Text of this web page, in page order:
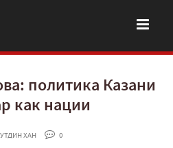
политика Казани
как нации
ХАН 0